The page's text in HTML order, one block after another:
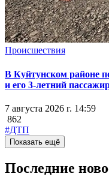
Происшествия
В Куйтунском районе
и его 3-летний
7 августа 2026 г. 14:59
862
#ДТП
Показать ещё
Последние